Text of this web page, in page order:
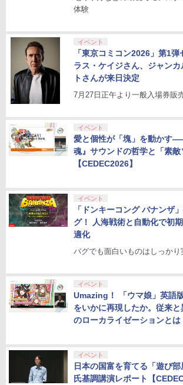
体験
イベント
「東京コミコン2026」第1
ラス・ケイジさん、ジャン
トさんが来日決定
7月27日正午より一般入場券販
イベント
愛と個性が「塊」を動かす
魂』サウンドの哲学と「素敵
【CEDEC2026】
イベント
「ドンキーコング バナンザ
グ！ 人海戦術と自動化で初
適化
バグでも面白いものはしっかり
イベント
Umazing！ 「ウマ娘」英語
をいかに再現したか。従来
のローカライゼーションとは
イベント
日本の国富を育てる「遊び
氏基調講演レポート【